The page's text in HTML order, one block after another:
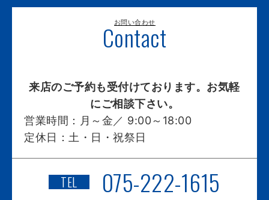
お問い合わせ
Contact
来店のご予約も受付けております。お気軽
にご相談下さい。
営業時間： 月～金／ 9:00～18:00
定休日： 土・日・祝祭日
TEL 075-222-1615